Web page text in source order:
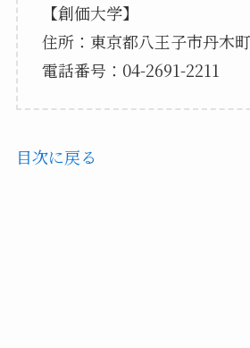
【創価大学】
住所：東京都八王子市丹木
電話番号：04-2691-2211
目次に戻る